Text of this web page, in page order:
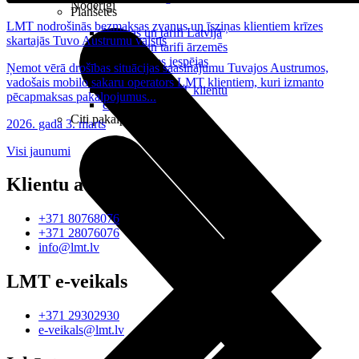
Noderīgi
Maksas un tarifi Latvijā
Maksas un tarifi ārzemēs
LMT Kartes iespējas
Kur nopirkt
Kā kļūt par LMT klientu
eSIM tehnoloģija
Citi pakalpojumi
Planšetes
LMT nodrošinās bezmaksas zvanus un īsziņas klientiem krīzes
skartajās Tuvo Austrumu valstīs
Ņemot vērā drošības situācijas saasinājumu Tuvajos Austrumos,
vadošais mobilo sakaru operators LMT klientiem, kuri izmanto
pēcapmaksas pakalpojumus...
2026. gada 3. marts
Visi jaunumi
Klientu atbalsts
+371 80768076
+371 28076076
info@lmt.lv
LMT e-veikals
+371 29302930
e-veikals@lmt.lv